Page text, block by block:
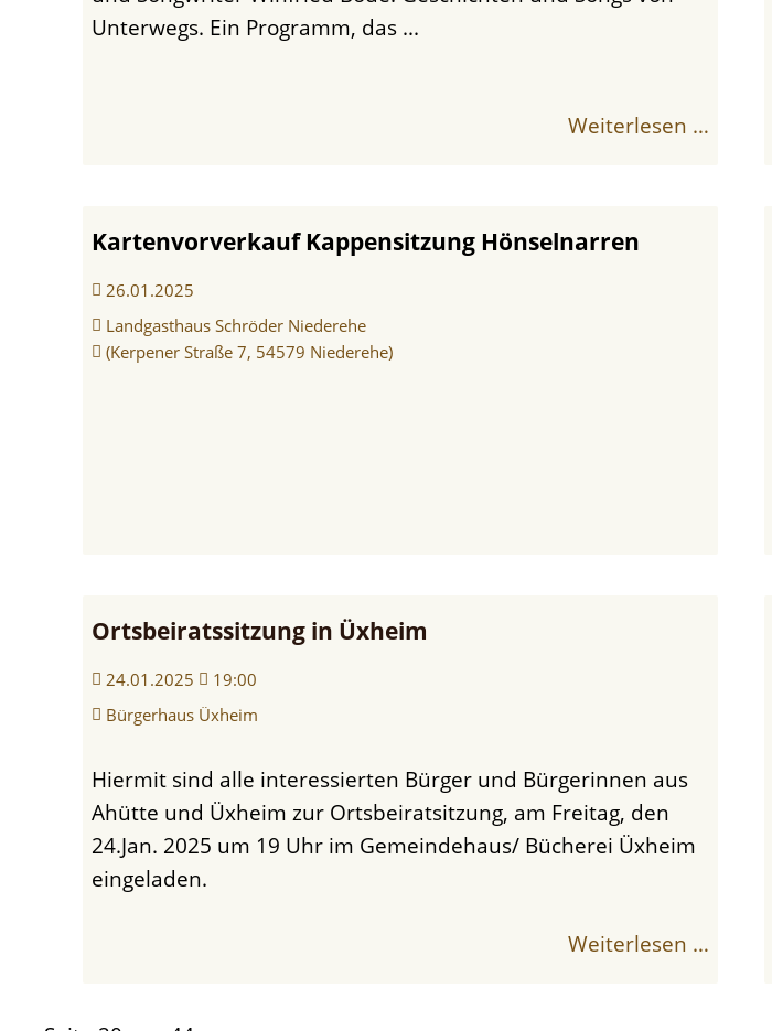
Unterwegs. Ein Programm, das ...
Weiterlesen …
Kartenvorverkauf Kappensitzung Hönselnarren
26.01.2025
Landgasthaus Schröder Niederehe
(Kerpener Straße 7, 54579 Niederehe)
Ortsbeiratssitzung in Üxheim
24.01.2025
19:00
Bürgerhaus Üxheim
Hiermit sind alle interessierten Bürger und Bürgerinnen aus
Ahütte und Üxheim zur Ortsbeiratsitzung, am Freitag, den
24.Jan. 2025 um 19 Uhr im Gemeindehaus/ Bücherei Üxheim
eingeladen.
Weiterlesen …